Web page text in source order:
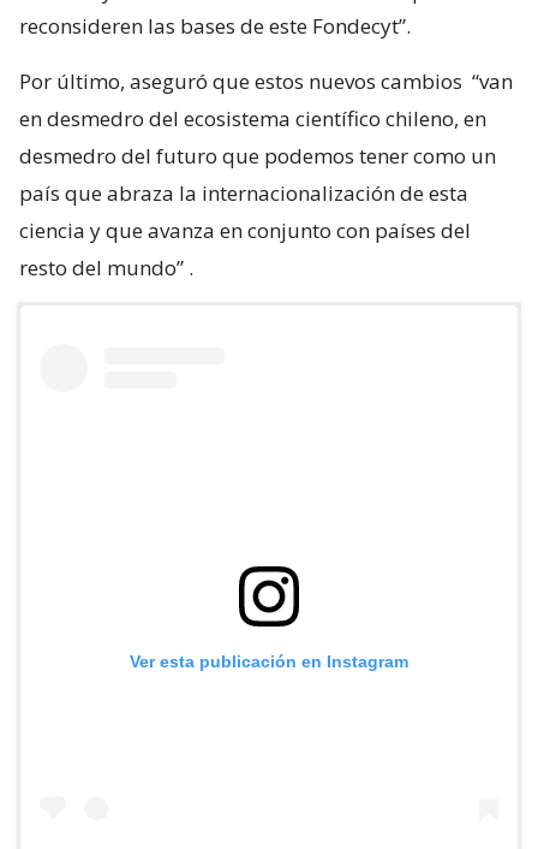
reconsideren las bases de este Fondecyt”.
Por último, aseguró que estos nuevos cambios “van
en desmedro del ecosistema científico chileno, en
desmedro del futuro que podemos tener como un
país que abraza la internacionalización de esta
ciencia y que avanza en conjunto con países del
resto del mundo” .
Ver esta publicación en Instagram